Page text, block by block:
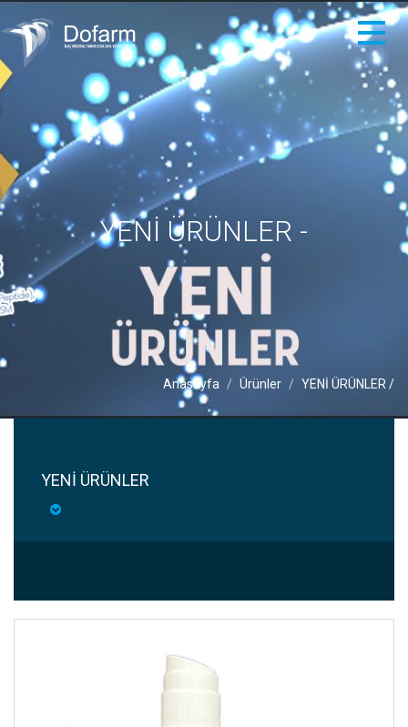
YENİ ÜRÜNLER -
Anasayfa Ürünler YENİ ÜRÜNLER /
YENİ ÜRÜNLER